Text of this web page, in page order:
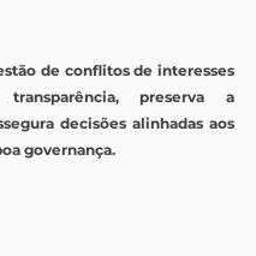
de conflitos de interesses
preserva a
decisões alinhadas aos
governança.